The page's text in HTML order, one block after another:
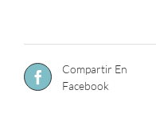
Compartir En
Facebook